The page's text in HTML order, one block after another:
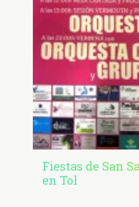
Fiestas de San
en Tol